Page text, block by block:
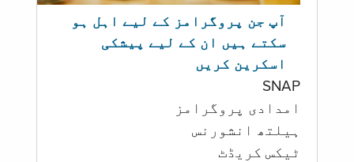
آپ جن پروگرامز کے لیے اہل ہو
سکتے ہیں ان کے لیے پیشکی
اسکرین کریں
SNAP
امدادی پروگرامز
‏ہیلتھ انشورنس
ٹیکس کریڈٹ